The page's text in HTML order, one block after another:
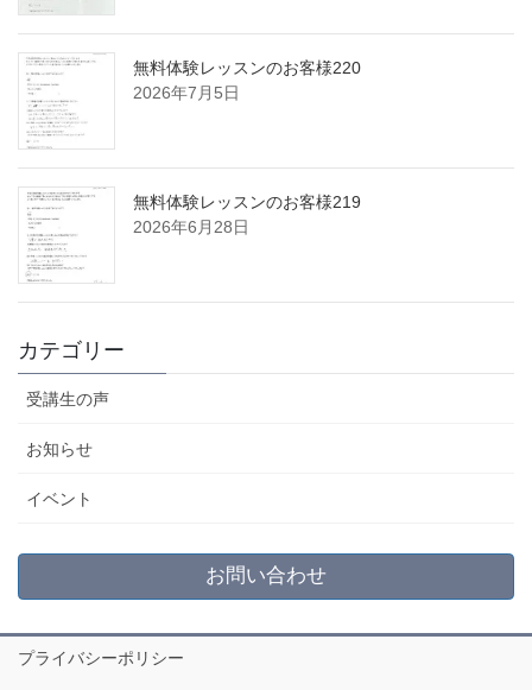
無料体験レッスンのお客様220
2026年7月5日
無料体験レッスンのお客様219
2026年6月28日
カテゴリー
受講生の声
お知らせ
イベント
お問い合わせ
プライバシーポリシー